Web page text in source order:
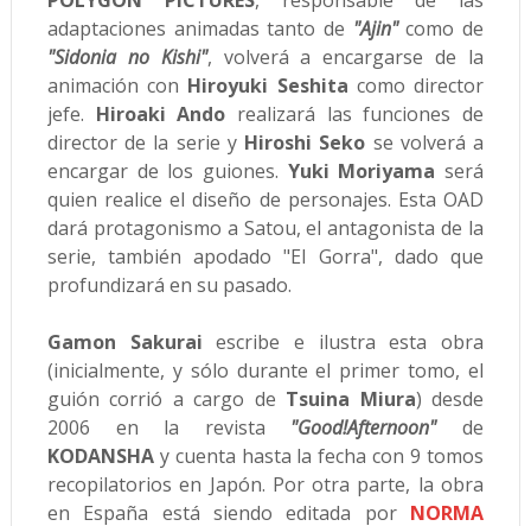
adaptaciones animadas tanto de "Ajin"como de
"Sidonia no Kishi", volverá a encargarse de la
animación con Hiroyuki Seshita como director
jefe. Hiroaki Ando realizará las funciones de
director de la serie y Hiroshi Seko se volverá a
encargar de los guiones. Yuki Moriyama será
quien realice el diseño de personajes. Esta OAD
dará protagonismo a Satou, el antagonista de la
serie, también apodado "El Gorra", dado que
profundizará en su pasado.
Gamon Sakurai escribe e ilustra esta obra
(inicialmente, y sólo durante el primer tomo, el
guión corrió a cargo de Tsuina Miura) desde
2006 en la revista "Good!Afternoon"de
KODANSHAy cuenta hasta la fecha con 9 tomos
recopilatorios en Japón. Por otra parte, la obra
en España está siendo editada por NORMA